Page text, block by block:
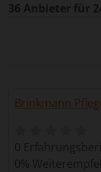
36 Anbieter für
Brinkmann
0
0%